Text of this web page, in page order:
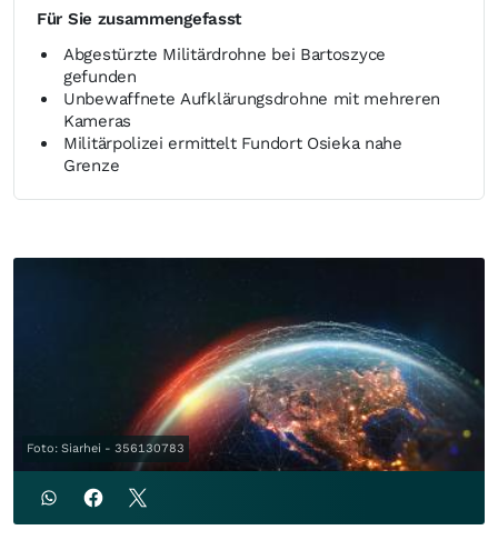
Für Sie zusammengefasst
Abgestürzte Militärdrohne bei Bartoszyce
gefunden
Unbewaffnete Aufklärungsdrohne mit mehreren
Kameras
Militärpolizei ermittelt Fundort Osieka nahe
Grenze
Foto: Siarhei - 356130783